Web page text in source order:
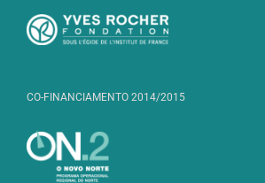
CO-FINANCIAMENTO 2014/2015